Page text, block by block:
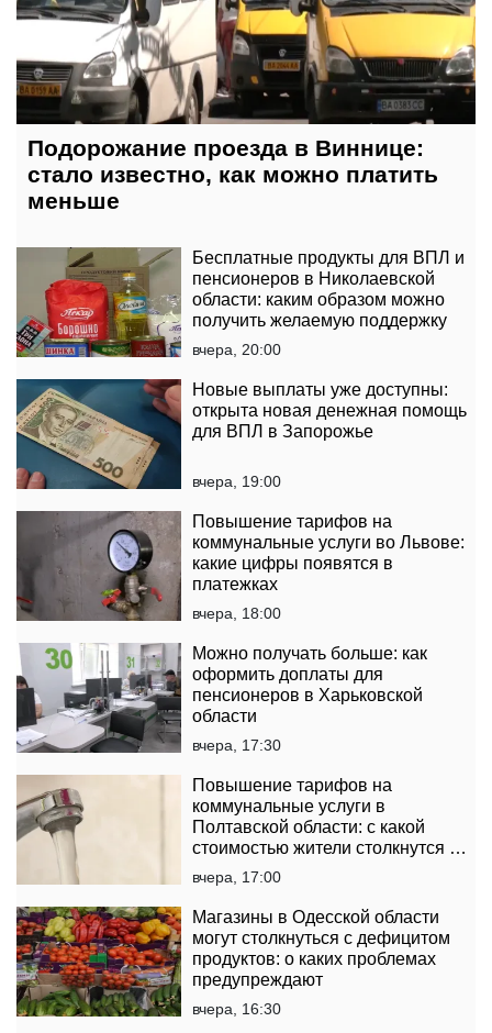
Подорожание проезда в Виннице:
стало известно, как можно платить
меньше
Бесплатные продукты для ВПЛ и
пенсионеров в Николаевской
области: каким образом можно
получить желаемую поддержку
вчера, 20:00
Новые выплаты уже доступны:
открыта новая денежная помощь
для ВПЛ в Запорожье
вчера, 19:00
Повышение тарифов на
коммунальные услуги во Львове:
какие цифры появятся в
платежках
вчера, 18:00
Можно получать больше: как
оформить доплаты для
пенсионеров в Харьковской
области
вчера, 17:30
Повышение тарифов на
коммунальные услуги в
Полтавской области: с какой
стоимостью жители столкнутся в
платежках
вчера, 17:00
Магазины в Одесской области
могут столкнуться с дефицитом
продуктов: о каких проблемах
предупреждают
вчера, 16:30